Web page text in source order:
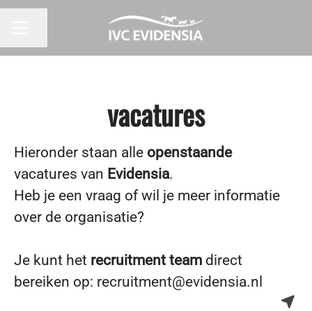
vacatures
Hieronder staan alle openstaande
vacatures van Evidensia.
Heb je een vraag of wil je meer informatie
over de organisatie?
Je kunt het recruitment team direct
bereiken op: recruitment@evidensia.nl